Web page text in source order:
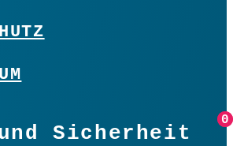
0
0
Sicherheit